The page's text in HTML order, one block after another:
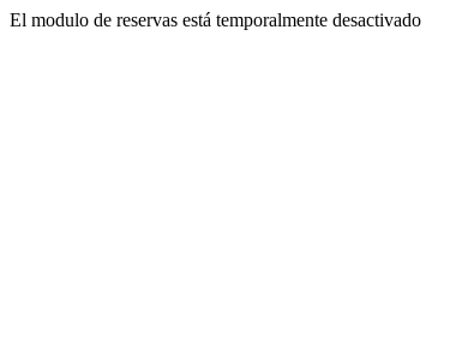
El modulo de reservas está temporalmente desactivado